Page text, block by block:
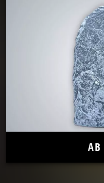
AB